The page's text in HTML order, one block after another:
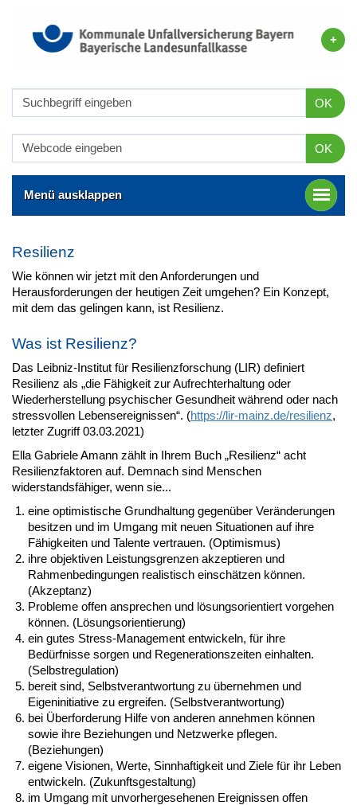
OK
OK
Menü ausklappen
Resilienz
Wie können wir jetzt mit den Anforderungen und
Herausforderungen der heutigen Zeit umgehen? Ein Konzept,
mit dem das gelingen kann, ist Resilienz.
Was ist Resilienz?
Das Leibniz-Institut für Resilienzforschung (LIR) definiert
Resilienz als „die Fähigkeit zur Aufrechterhaltung oder
Wiederherstellung psychischer Gesundheit während oder nach
stressvollen Lebensereignissen“. (https://lir-mainz.de/resilienz,
letzter Zugriff 03.03.2021)
Ella Gabriele Amann zählt in Ihrem Buch „Resilienz“ acht
Resilienzfaktoren auf. Demnach sind Menschen
widerstandsfähiger, wenn sie...
eine optimistische Grundhaltung gegenüber Veränderungen
besitzen und im Umgang mit neuen Situationen auf ihre
Fähigkeiten und Talente vertrauen. (Optimismus)
ihre objektiven Leistungsgrenzen akzeptieren und
Rahmenbedingungen realistisch einschätzen können.
(Akzeptanz)
Probleme offen ansprechen und lösungsorientiert vorgehen
können. (Lösungsorientierung)
ein gutes Stress-Management entwickeln, für ihre
Bedürfnisse sorgen und Regenerationszeiten einhalten.
(Selbstregulation)
bereit sind, Selbstverantwortung zu übernehmen und
Eigeninitiative zu ergreifen. (Selbstverantwortung)
bei Überforderung Hilfe von anderen annehmen können
sowie ihre Beziehungen und Netzwerke pflegen.
(Beziehungen)
eigene Visionen, Werte, Sinnhaftigkeit und Ziele für ihr Leben
entwickeln. (Zukunftsgestaltung)
im Umgang mit unvorhergesehenen Ereignissen offen